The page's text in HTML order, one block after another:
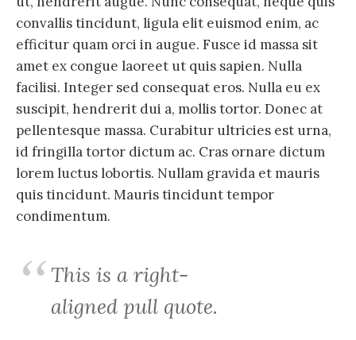
convallis tincidunt, ligula elit euismod enim, ac
efficitur quam orci in augue. Fusce id massa sit
amet ex congue laoreet ut quis sapien. Nulla
facilisi. Integer sed consequat eros. Nulla eu ex
suscipit, hendrerit dui a, mollis tortor. Donec at
pellentesque massa. Curabitur ultricies est urna,
id fringilla tortor dictum ac. Cras ornare dictum
lorem luctus lobortis. Nullam gravida et mauris
quis tincidunt. Mauris tincidunt tempor
condimentum.
This is a right-
aligned pull quote.